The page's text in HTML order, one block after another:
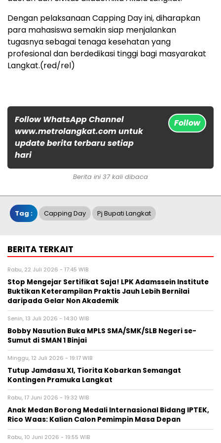
Dengan pelaksanaan Capping Day ini, diharapkan
para mahasiswa semakin siap menjalankan
tugasnya sebagai tenaga kesehatan yang
profesional dan berdedikasi tinggi bagi masyarakat
Langkat.(red/rel)
Follow WhatsApp Channel
www.metrolangkat.com untuk
update berita terbaru setiap
hari
Follow
Berita ini 37 kali dibaca
Tag : Capping Day Pj Bupati Langkat
BERITA TERKAIT
Rabu, 22 Juli 2026 - 17:45 WIB
Stop Mengejar Sertifikat Saja! LPK Adamssein Institute
Buktikan Keterampilan Praktis Jauh Lebih Bernilai
daripada Gelar Non Akademik
Senin, 13 Juli 2026 - 14:30 WIB
Bobby Nasution Buka MPLS SMA/SMK/SLB Negeri se-
Sumut di SMAN 1 Binjai
Minggu, 12 Juli 2026 - 19:17 WIB
Tutup Jamdasu XI, Tiorita Kobarkan Semangat
Kontingen Pramuka Langkat
Rabu, 17 Juni 2026 - 19:32 WIB
Anak Medan Borong Medali Internasional Bidang IPTEK,
Rico Waas: Kalian Calon Pemimpin Masa Depan
Rabu, 10 Juni 2026 - 19:55 WIB